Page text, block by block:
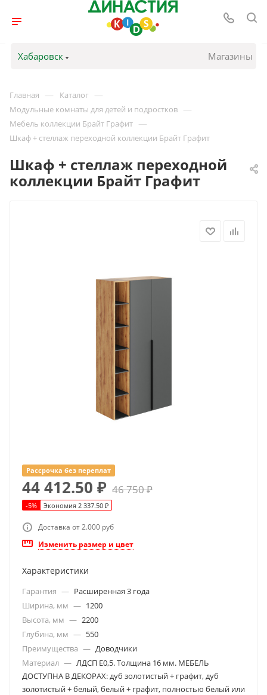
Хабаровск Магазины
Главная — Каталог —
Модульные комнаты для детей и подростков —
Мебель коллекции Брайт Графит —
Шкаф + стеллаж переходной коллекции Брайт Графит
Шкаф + стеллаж переходной
коллекции Брайт Графит
Рассрочка без переплат
44 412.50 ₽ 46 750₽
-5% Экономия 2 337.50 ₽
Доставка от 2.000 руб
Изменить размер и цвет
Характеристики
Гарантия — Расширенная 3 года
Ширина, мм — 1200
Высота, мм — 2200
Глубина, мм — 550
Преимущества — Доводчики
Материал — ЛДСП Е0,5. Толщина 16 мм. МЕБЕЛЬ
ДОСТУПНА В ДЕКОРАХ: дуб золотистый + графит, дуб
золотистый + белый, белый + графит, полностью белый или